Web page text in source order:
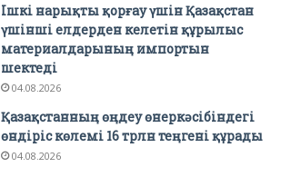
Ішкі нарықты қорғау үшін Қазақстан
үшінші елдерден келетін құрылыс
материалдарының импортын
шектеді
04.08.2026
Қазақстанның өңдеу өнеркәсібіндегі
өндіріс көлемі 16 трлн теңгені құрады
04.08.2026